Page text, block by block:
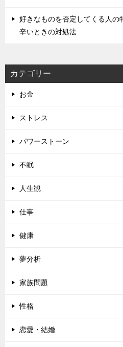
好きなものを否定してくる人の
辛いときの対処法
カテゴリー
お金
ストレス
パワーストーン
不眠
人生観
仕事
健康
夢分析
家族問題
性格
恋愛・結婚